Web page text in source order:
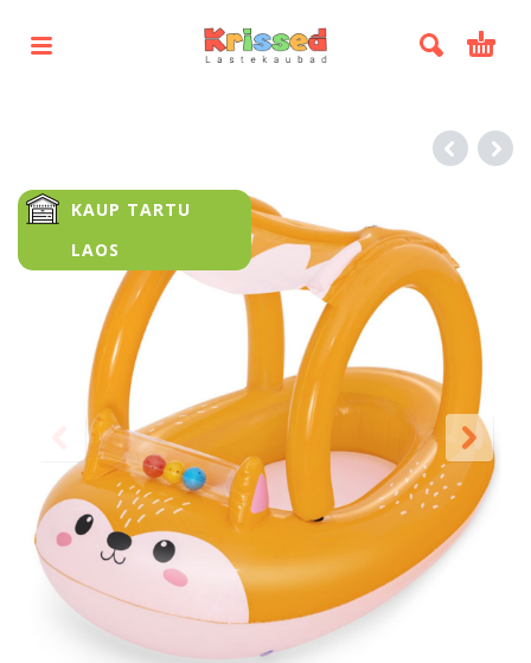
KAUP TARTU
LAOS